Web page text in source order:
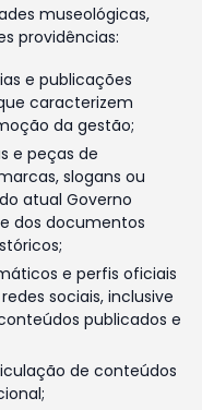
museológicas,
providências:
e publicações
caracterizem
da gestão;
e peças de
slogans ou
atual Governo
dos documentos
e perfis oficiais
sociais, inclusive
publicados e
de conteúdos